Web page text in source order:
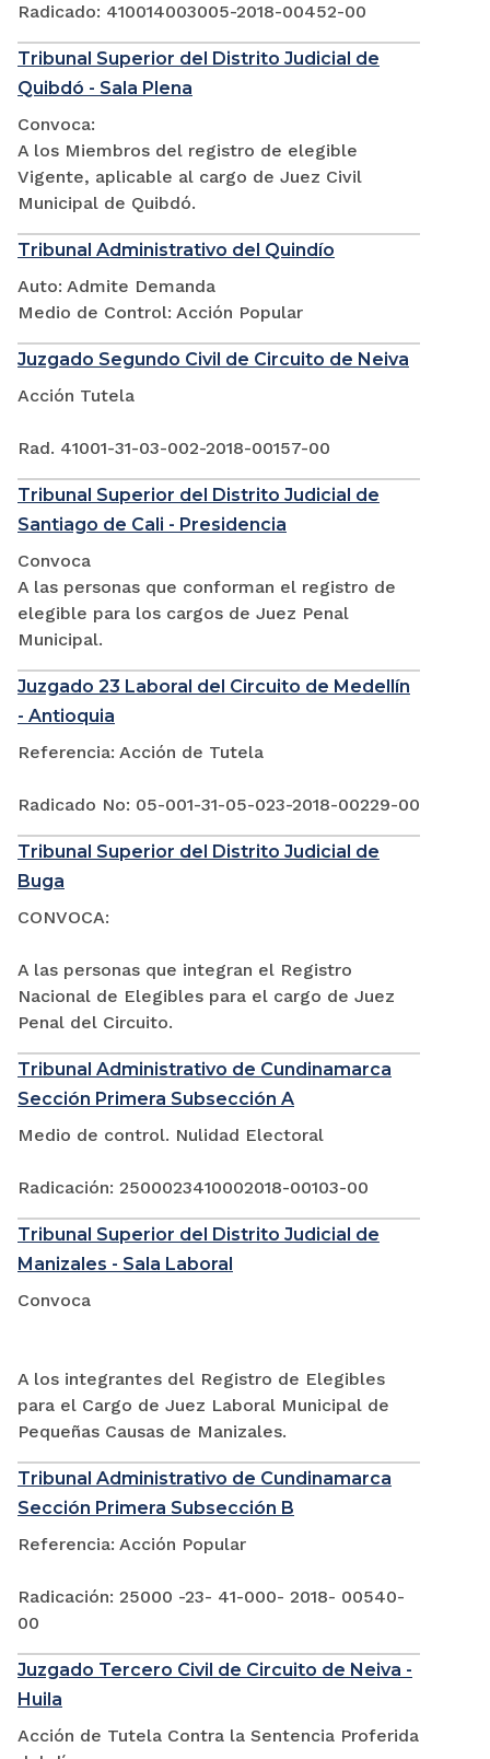
Radicado: 410014003005-2018-00452-00
Tribunal Superior del Distrito Judicial de
Quibdó - Sala Plena
Convoca:
A los Miembros del registro de elegible
Vigente, aplicable al cargo de Juez Civil
Municipal de Quibdó.
Tribunal Administrativo del Quindío
Auto: Admite Demanda
Medio de Control: Acción Popular
Juzgado Segundo Civil de Circuito de Neiva
Acción Tutela
Rad. 41001-31-03-002-2018-00157-00
Tribunal Superior del Distrito Judicial de
Santiago de Cali - Presidencia
Convoca
A las personas que conforman el registro de
elegible para los cargos de Juez Penal
Municipal.
Juzgado 23 Laboral del Circuito de Medellín
- Antioquia
Referencia: Acción de Tutela
Radicado No: 05-001-31-05-023-2018-00229-00
Tribunal Superior del Distrito Judicial de
Buga
CONVOCA:
A las personas que integran el Registro
Nacional de Elegibles para el cargo de Juez
Penal del Circuito.
Tribunal Administrativo de Cundinamarca
Sección Primera Subsección A
Medio de control. Nulidad Electoral
Radicación: 2500023410002018-00103-00
Tribunal Superior del Distrito Judicial de
Manizales - Sala Laboral
Convoca
A los integrantes del Registro de Elegibles
para el Cargo de Juez Laboral Municipal de
Pequeñas Causas de Manizales.
Tribunal Administrativo de Cundinamarca
Sección Primera Subsección B
Referencia: Acción Popular
Radicación: 25000 -23- 41-000- 2018- 00540-
00
Juzgado Tercero Civil de Circuito de Neiva -
Huila
Acción de Tutela Contra la Sentencia Proferida